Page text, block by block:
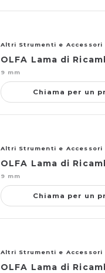
Altri Strumenti e Accessori
OLFA Lama di
9 mm
Chiama per un
Altri Strumenti e Accessori
OLFA Lama di
9 mm
Chiama per un
Altri Strumenti e Accessori
OLFA Lama di